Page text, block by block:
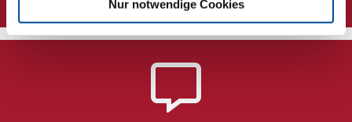
Nur notwendige Cookies